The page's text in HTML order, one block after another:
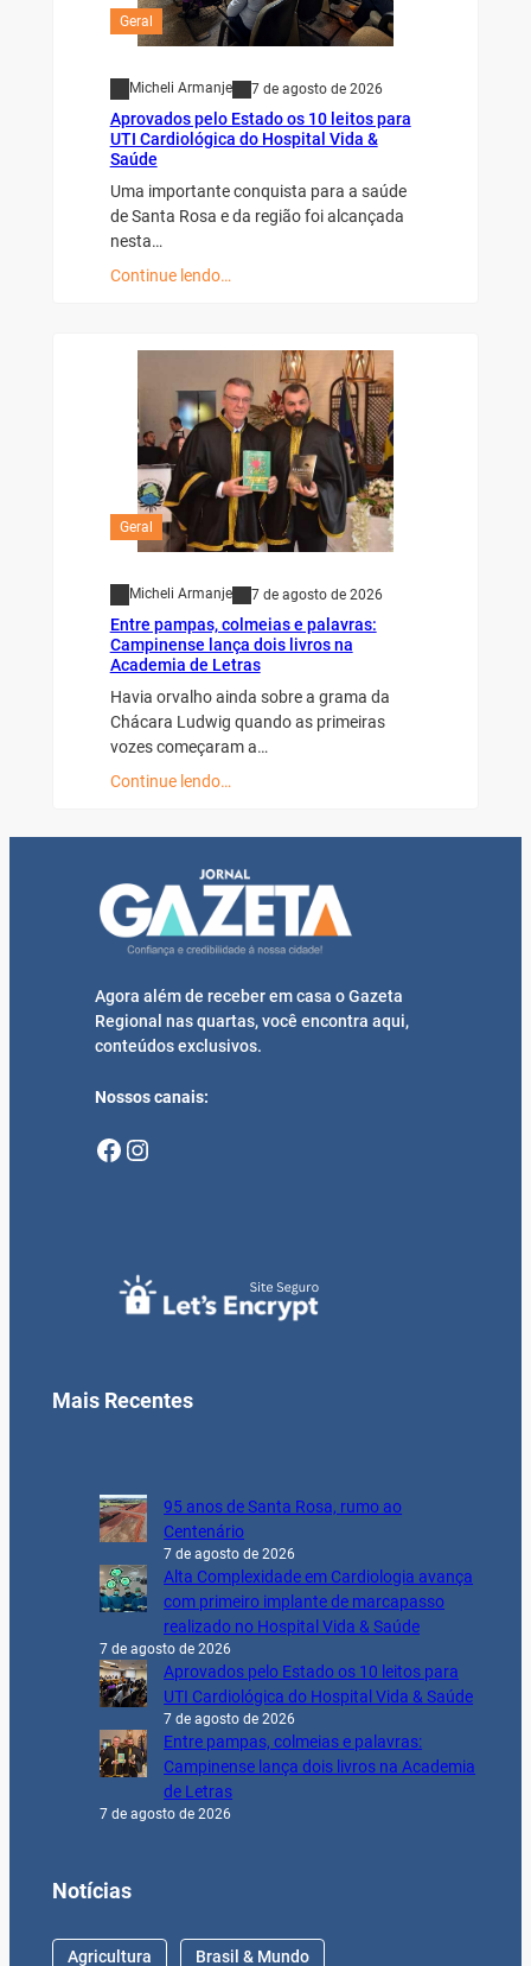
Geral
Micheli Armanje 7 de agosto de 2026
Aprovados pelo Estado os 10 leitos para
UTI Cardiológica do Hospital Vida &
Saúde
Uma importante conquista para a saúde
de Santa Rosa e da região foi alcançada
nesta…
Continue lendo…
Geral
Micheli Armanje 7 de agosto de 2026
Entre pampas, colmeias e palavras:
Campinense lança dois livros na
Academia de Letras
Havia orvalho ainda sobre a grama da
Chácara Ludwig quando as primeiras
vozes começaram a…
Continue lendo…
Agora além de receber em casa o Gazeta
Regional nas quartas, você encontra aqui,
conteúdos exclusivos.
Nossos canais:
Facebook Instagram
Mais Recentes
95 anos de Santa Rosa, rumo ao
Centenário
7 de agosto de 2026
Alta Complexidade em Cardiologia avança
com primeiro implante de marcapasso
realizado no Hospital Vida & Saúde
7 de agosto de 2026
Aprovados pelo Estado os 10 leitos para
UTI Cardiológica do Hospital Vida & Saúde
7 de agosto de 2026
Entre pampas, colmeias e palavras:
Campinense lança dois livros na Academia
de Letras
7 de agosto de 2026
Notícias
Agricultura Brasil & Mundo